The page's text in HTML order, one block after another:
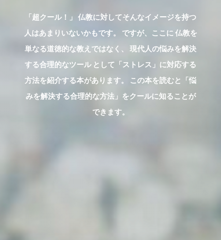
「超クール！」 仏教に対してそんなイメージを持つ
人はあまりいないかもです。 ですが、ここに 仏教を
単なる道徳的な教えではなく、 現代人の悩みを解決
する合理的なツール として「ストレス」に対応する
方法を紹介する本があります。 この本を読むと「悩
みを解決する合理的な方法」をクールに知ることが
できます。